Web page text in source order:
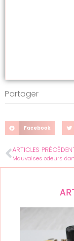
Partager
Facebook
ARTICLES